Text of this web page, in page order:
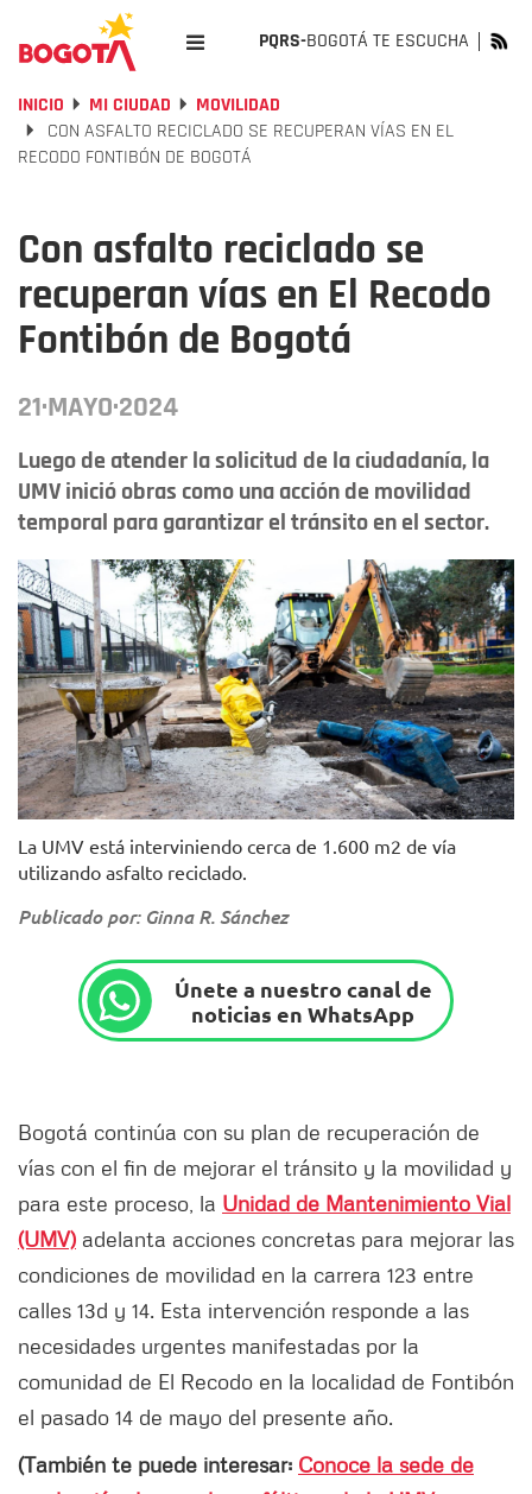
PQRS-BOGOTÁ TE ESCUCHA
INICIO MI CIUDAD
MOVILIDAD
CON ASFALTO RECICLADO SE RECUPERAN VÍAS EN EL
RECODO FONTIBÓN DE BOGOTÁ
Con asfalto reciclado se
recuperan vías en El Recodo
Fontibón de Bogotá
21·MAYO·2024
Luego de atender la solicitud de la ciudadanía, la
UMV inició obras como una acción de movilidad
temporal para garantizar el tránsito en el sector.
Foto: UMV.
La UMV está interviniendo cerca de 1.600 m2 de vía
utilizando asfalto reciclado.
Publicado por: Ginna R. Sánchez
Únete a nuestro canal de
noticias en WhatsApp
Bogotá continúa con su plan de recuperación de
vías con el fin de mejorar el tránsito y la movilidad y
para este proceso, la Unidad de Mantenimiento Vial
(UMV) adelanta acciones concretas para mejorar las
condiciones de movilidad en la carrera 123 entre
calles 13d y 14. Esta intervención responde a las
necesidades urgentes manifestadas por la
comunidad de El Recodo en la localidad de Fontibón
el pasado 14 de mayo del presente año.
(También te puede interesar: Conoce la sede de